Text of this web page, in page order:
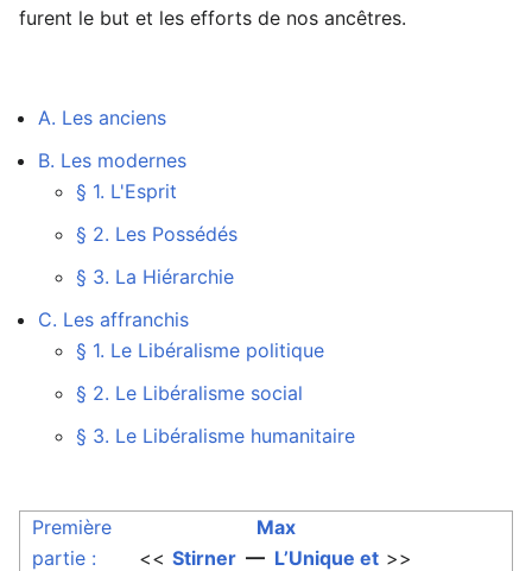
furent le but et les efforts de nos ancêtres.
A. Les anciens
B. Les modernes
§ 1. L'Esprit
§ 2. Les Possédés
§ 3. La Hiérarchie
C. Les affranchis
§ 1. Le Libéralisme politique
§ 2. Le Libéralisme social
§ 3. Le Libéralisme humanitaire
Première
partie :
<<
Max
Stirner — L’Unique et >>